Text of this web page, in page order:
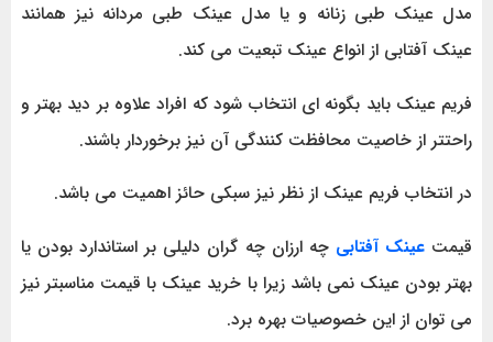
مدل عینک طبی زنانه و یا مدل عینک طبی مردانه نیز همانند
عینک آفتابی از انواع عینک تبعیت می کند.
فریم عینک باید بگونه ای انتخاب شود که افراد علاوه بر دید بهتر و
راحتتر از خاصیت محافظت کنندگی آن نیز برخوردار باشند.
در انتخاب فریم عینک از نظر نیز سبکی حائز اهمیت می باشد.
قیمت عینک آفتابی چه ارزان چه گران دلیلی بر استاندارد بودن یا
بهتر بودن عینک نمی باشد زیرا با خرید عینک با قیمت مناسبتر نیز
می توان از این خصوصیات بهره برد.